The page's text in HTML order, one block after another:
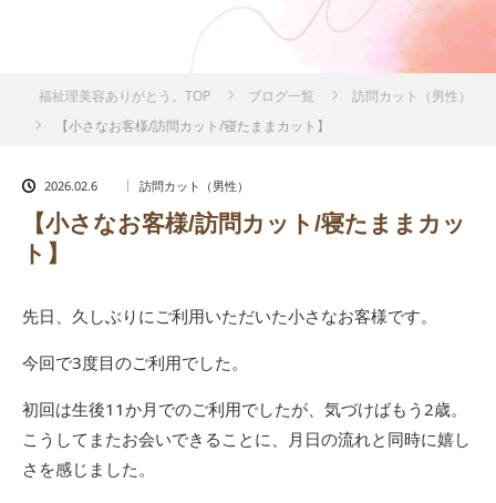
福祉理美容ありがとう。TOP ブログ一覧
訪問カット（男性）
【小さなお客様/訪問カット/寝たままカット】
2026.02.6 訪問カット（男性）
【小さなお客様/訪問カット/寝たままカッ
ト】
先日、久しぶりにご利用いただいた小さなお客様です。
今回で3度目のご利用でした。
初回は生後11か月でのご利用でしたが、気づけばもう2歳。
こうしてまたお会いできることに、月日の流れと同時に嬉し
さを感じました。